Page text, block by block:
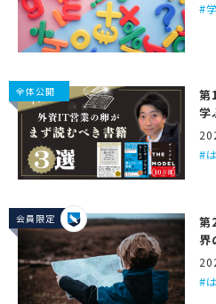
全体公開
第
学
で
会員限定
第
界